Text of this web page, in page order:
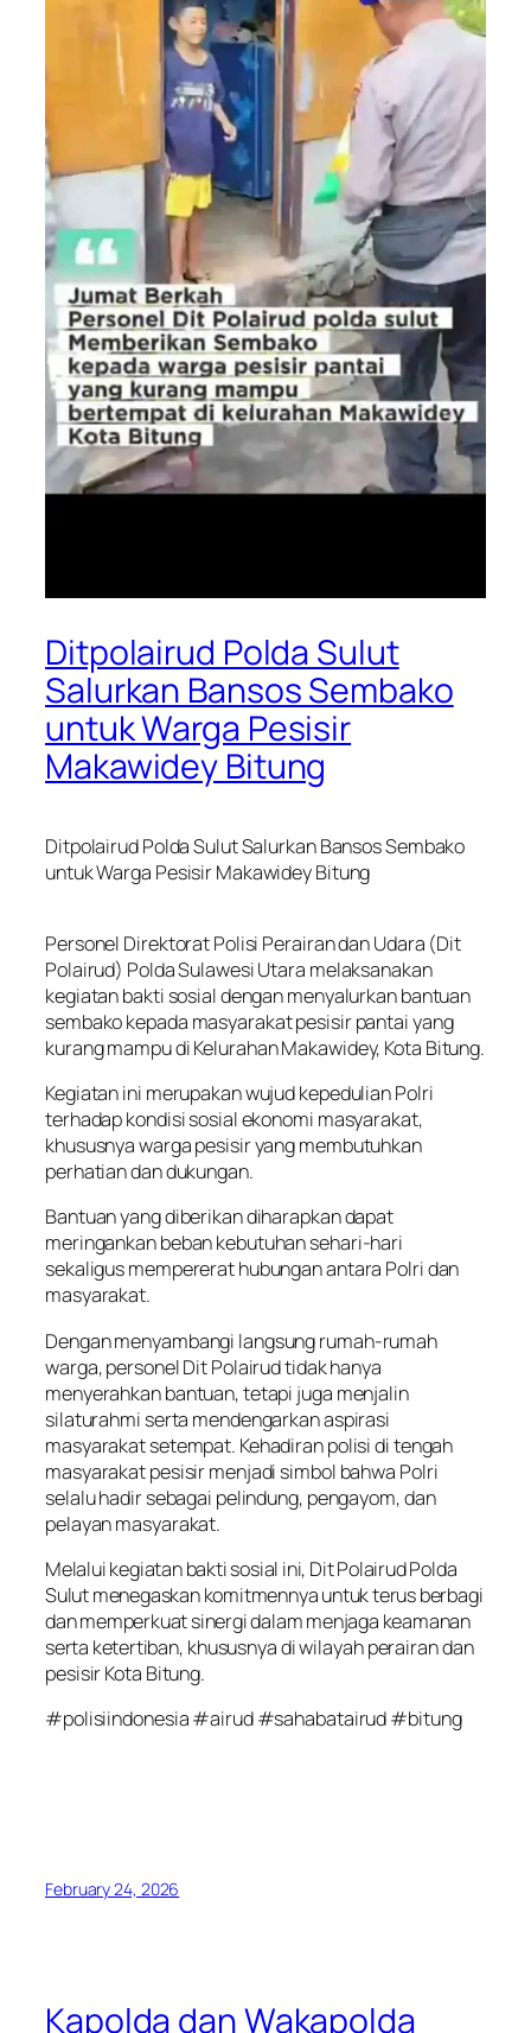
Ditpolairud Polda Sulut
Salurkan Bansos Sembako
untuk Warga Pesisir
Makawidey Bitung
Ditpolairud Polda Sulut Salurkan Bansos Sembako
untuk Warga Pesisir Makawidey Bitung
Personel Direktorat Polisi Perairan dan Udara (Dit
Polairud) Polda Sulawesi Utara melaksanakan
kegiatan bakti sosial dengan menyalurkan bantuan
sembako kepada masyarakat pesisir pantai yang
kurang mampu di Kelurahan Makawidey, Kota Bitung.
Kegiatan ini merupakan wujud kepedulian Polri
terhadap kondisi sosial ekonomi masyarakat,
khususnya warga pesisir yang membutuhkan
perhatian dan dukungan.
Bantuan yang diberikan diharapkan dapat
meringankan beban kebutuhan sehari-hari
sekaligus mempererat hubungan antara Polri dan
masyarakat.
Dengan menyambangi langsung rumah-rumah
warga, personel Dit Polairud tidak hanya
menyerahkan bantuan, tetapi juga menjalin
silaturahmi serta mendengarkan aspirasi
masyarakat setempat. Kehadiran polisi di tengah
masyarakat pesisir menjadi simbol bahwa Polri
selalu hadir sebagai pelindung, pengayom, dan
pelayan masyarakat.
Melalui kegiatan bakti sosial ini, Dit Polairud Polda
Sulut menegaskan komitmennya untuk terus berbagi
dan memperkuat sinergi dalam menjaga keamanan
serta ketertiban, khususnya di wilayah perairan dan
pesisir Kota Bitung.
#polisiindonesia #airud #sahabatairud #bitung
February 24, 2026
Kapolda dan Wakapolda